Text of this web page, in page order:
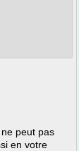
peut pas
en votre